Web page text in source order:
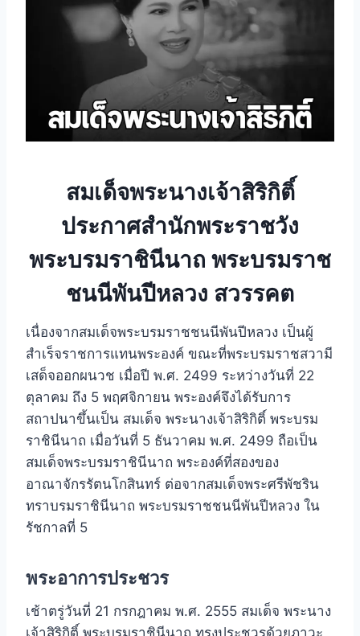
สมเด็จพระนางเจ้าสิริกิติ์
ประกาศสำนักพระราชวัง
พระบรมราชินีนาถ พระบรมราช
ชนนีพันปีหลวง สวรรคต
เนื่องจากสมเด็จพระบรมราชชนนีพันปีหลวง เป็นผู้
สำเร็จราชการแทนพระองค์ ขณะที่พระบรมราชสวามี
เสด็จออกผนวช เมื่อปี พ.ศ. 2499 ระหว่างวันที่ 22
ตุลาคม ถึง 5 พฤศจิกายน พระองค์จึงได้รับการ
สถาปนาขึ้นเป็น สมเด็จ พระนางเจ้าสิริกิติ์ พระบรม
ราชินีนาถ เมื่อวันที่ 5 ธันวาคม พ.ศ. 2499 ถือเป็น
สมเด็จพระบรมราชินีนาถ พระองค์ที่สองของ
อาณาจักรรัตนโกสินทร์ ต่อจากสมเด็จพระศรีพัชริน
ทราบรมราชินีนาถ พระบรมราชชนนีพันปีหลวง ใน
รัชกาลที่ 5
พระอาการประชวร
เช้าตรู่วันที่ 21 กรกฎาคม พ.ศ. 2555 สมเด็จ พระนาง